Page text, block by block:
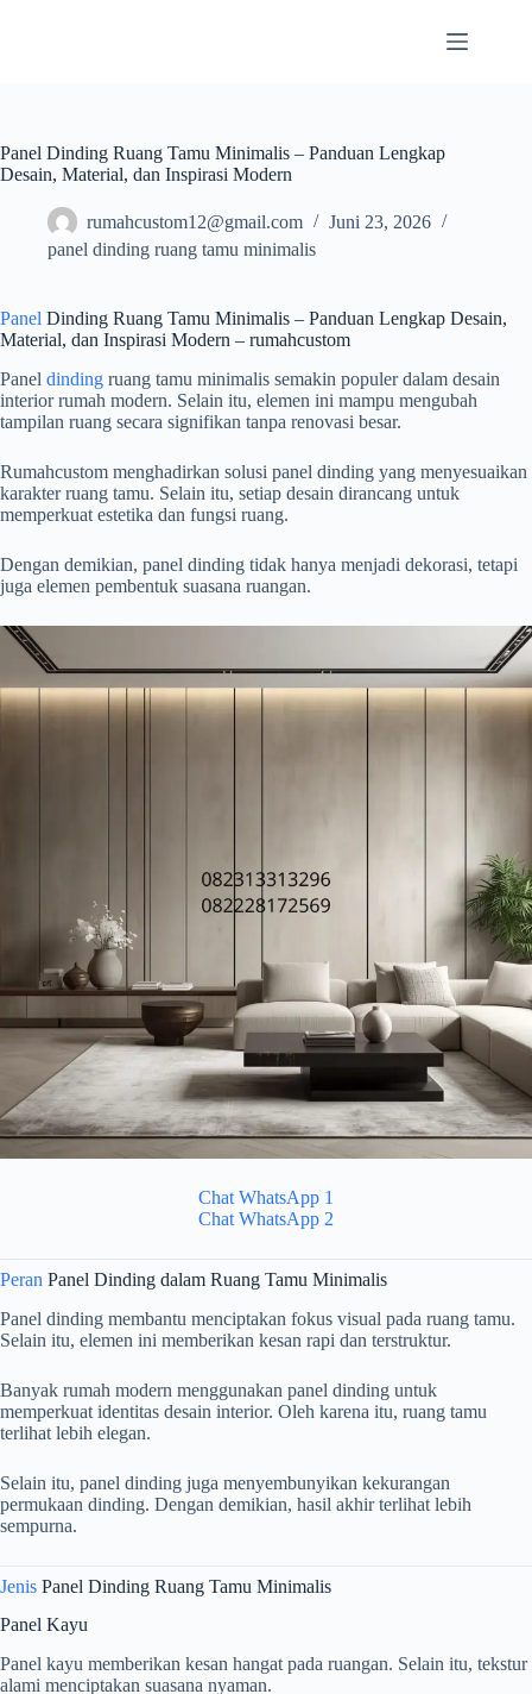
Panel Dinding Ruang Tamu Minimalis – Panduan Lengkap
Desain, Material, dan Inspirasi Modern
rumahcustom12@gmail.com
Juni 23, 2026
panel dinding ruang tamu minimalis
Panel Dinding Ruang Tamu Minimalis – Panduan Lengkap Desain,
Material, dan Inspirasi Modern – rumahcustom
Panel dinding ruang tamu minimalis semakin populer dalam desain
interior rumah modern. Selain itu, elemen ini mampu mengubah
tampilan ruang secara signifikan tanpa renovasi besar.
Rumahcustom menghadirkan solusi panel dinding yang menyesuaikan
karakter ruang tamu. Selain itu, setiap desain dirancang untuk
memperkuat estetika dan fungsi ruang.
Dengan demikian, panel dinding tidak hanya menjadi dekorasi, tetapi
juga elemen pembentuk suasana ruangan.
Chat WhatsApp 1
Chat WhatsApp 2
Peran Panel Dinding dalam Ruang Tamu Minimalis
Panel dinding membantu menciptakan fokus visual pada ruang tamu.
Selain itu, elemen ini memberikan kesan rapi dan terstruktur.
Banyak rumah modern menggunakan panel dinding untuk
memperkuat identitas desain interior. Oleh karena itu, ruang tamu
terlihat lebih elegan.
Selain itu, panel dinding juga menyembunyikan kekurangan
permukaan dinding. Dengan demikian, hasil akhir terlihat lebih
sempurna.
Jenis Panel Dinding Ruang Tamu Minimalis
Panel Kayu
Panel kayu memberikan kesan hangat pada ruangan. Selain itu, tekstur
alami menciptakan suasana nyaman.